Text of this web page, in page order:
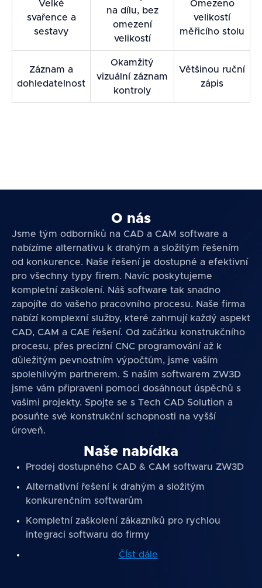
Velké
svařence a
sestavy
na dílu, bez
omezení
velikostí
Omezeno
velikostí
měřicího stolu
Záznam a
dohledatelnost
Okamžitý
vizuální záznam
kontroly
Většinou ruční
zápis
O nás
Jsme tým odborníků na CAD a CAM software a
nabízíme alternativu k drahým a složitým řešením
od konkurence. Naše řešení je dostupné a efektivní
pro všechny typy firem. Navíc poskytujeme
kompletní zaškolení. Náš software tak snadno
zapojíte do vašeho pracovního procesu. Naše firma
nabízí komplexní služby, které zahrnují každý aspekt
CAD, CAM a CAE řešení. Od začátku konstrukčního
procesu, přes precizní CNC programování až k
důležitým pevnostním výpočtům, jsme vaším
spolehlivým partnerem. S naším softwarem ZW3D
jsme vám připraveni pomoci dosáhnout úspěchů s
vašimi projekty. Spojte se s Tech CAD Solution a
posuňte své konstrukční schopnosti na vyšší
úroveň.
Naše nabídka
Prodej dostupného CAD & CAM softwaru ZW3D
Alternativní řešení k drahým a složitým
konkurenčním softwarům
Kompletní zaškolení zákazníků pro rychlou
integraci softwaru do firmy
ČÍst dále